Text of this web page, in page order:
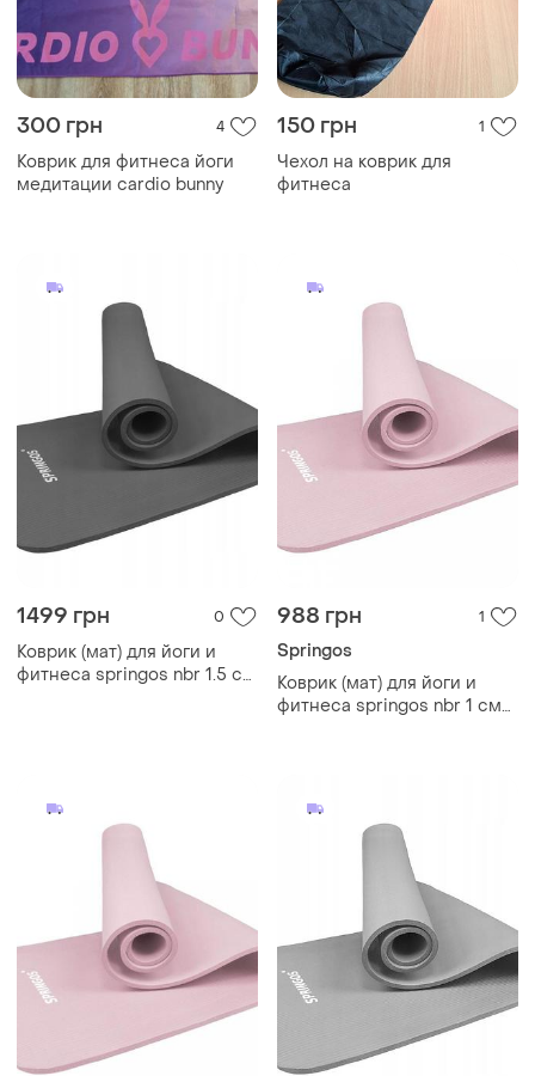
300 грн 4
Коврик для фитнеса йоги
медитации cardio bunny
150 грн 1
Чехол на коврик для
фитнеса
1499 грн 0
Коврик (мат) для йоги и
фитнеса springos nbr 1.5 см
988 грн 1
Springos
Коврик (мат) для йоги и
фитнеса springos nbr 1 см